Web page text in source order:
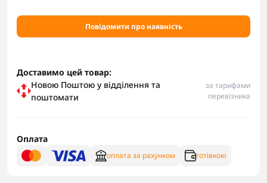
Повідомити про наявність
Доставимо цей товар:
Новою Поштою у відділення та
поштомати
за тарифами
перевізника
Оплата
оплата за рахунком готівкою